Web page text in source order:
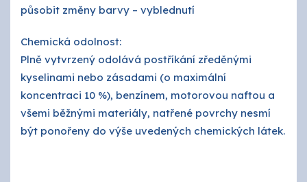
působit změny barvy – vyblednutí
Chemická odolnost:
Plně vytvrzený odolává postříkání zředěnými
kyselinami nebo zásadami (o maximální
koncentraci 10 %), benzínem, motorovou naftou a
všemi běžnými materiály, natřené povrchy nesmí
být ponořeny do výše uvedených chemických látek.